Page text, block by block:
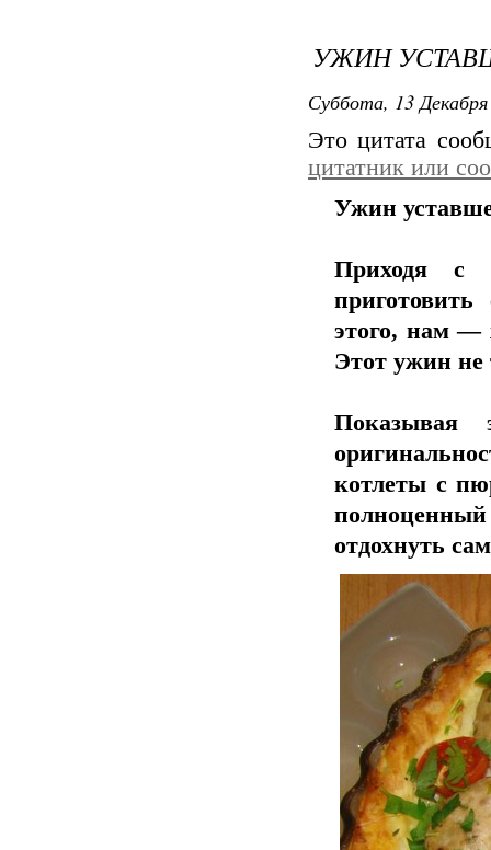
УЖИН
Суббота, 13
Это цитата
цитатник или
Ужин
Приходя с
этого, нам —
Этот ужин не
котлеты с
полноценный
отдохнуть